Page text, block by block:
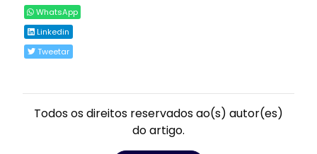
WhatsApp
Linkedin
Tweetar
Todos os direitos reservados ao(s) autor(es)
do artigo.